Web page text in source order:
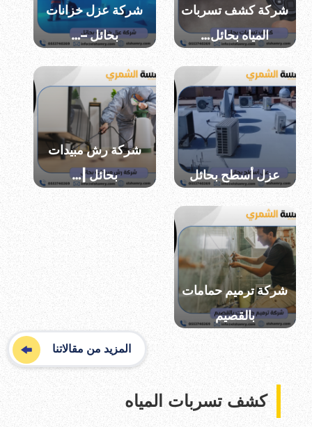
شركة كشف تسربات
المياه بحائل…
شركة عزل خزانات
بحائل –…
عزل أسطح بحائل
شركة رش مبيدات
بحائل |…
شركة ترميم حمامات
بالقصيم
افضل شركه صيانه
منزليه
المزيد من مقالاتنا
كشف تسربات المياه